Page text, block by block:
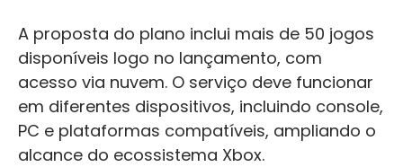
A proposta do plano inclui mais de 50 jogos
disponíveis logo no lançamento, com
acesso via nuvem. O serviço deve funcionar
em diferentes dispositivos, incluindo console,
PC e plataformas compatíveis, ampliando o
alcance do ecossistema Xbox.